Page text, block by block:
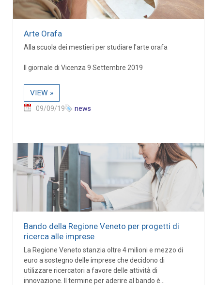
Arte Orafa
Alla scuola dei mestieri per studiare l'arte orafa
Il giornale di Vicenza 9 Settembre 2019
VIEW »
09/09/19 news
Bando della Regione Veneto per progetti di
ricerca alle imprese
La Regione Veneto stanzia oltre 4 milioni e mezzo di
euro a sostegno delle imprese che decidono di
utilizzare ricercatori a favore delle attività di
innovazione. Il termine per aderire al bando è...